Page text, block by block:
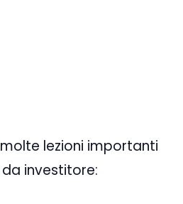
lezioni importanti
investitore: